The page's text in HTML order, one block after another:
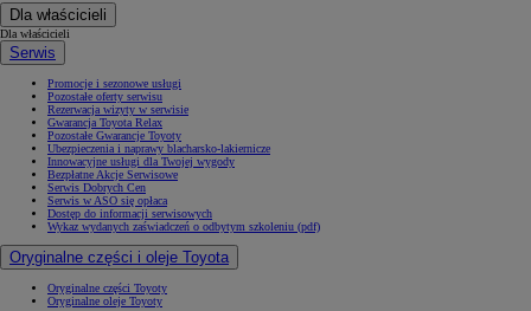
Dla właścicieli
Dla właścicieli
Serwis
Promocje i sezonowe usługi
Pozostałe oferty serwisu
Rezerwacja wizyty w serwisie
Gwarancja Toyota Relax
Pozostałe Gwarancje Toyoty
Ubezpieczenia i naprawy blacharsko-lakiernicze
Innowacyjne usługi dla Twojej wygody
Bezpłatne Akcje Serwisowe
Serwis Dobrych Cen
Serwis w ASO się opłaca
Dostęp do informacji serwisowych
Wykaz wydanych zaświadczeń o odbytym szkoleniu (pdf)
Oryginalne części i oleje Toyota
Oryginalne części Toyoty
Oryginalne oleje Toyoty